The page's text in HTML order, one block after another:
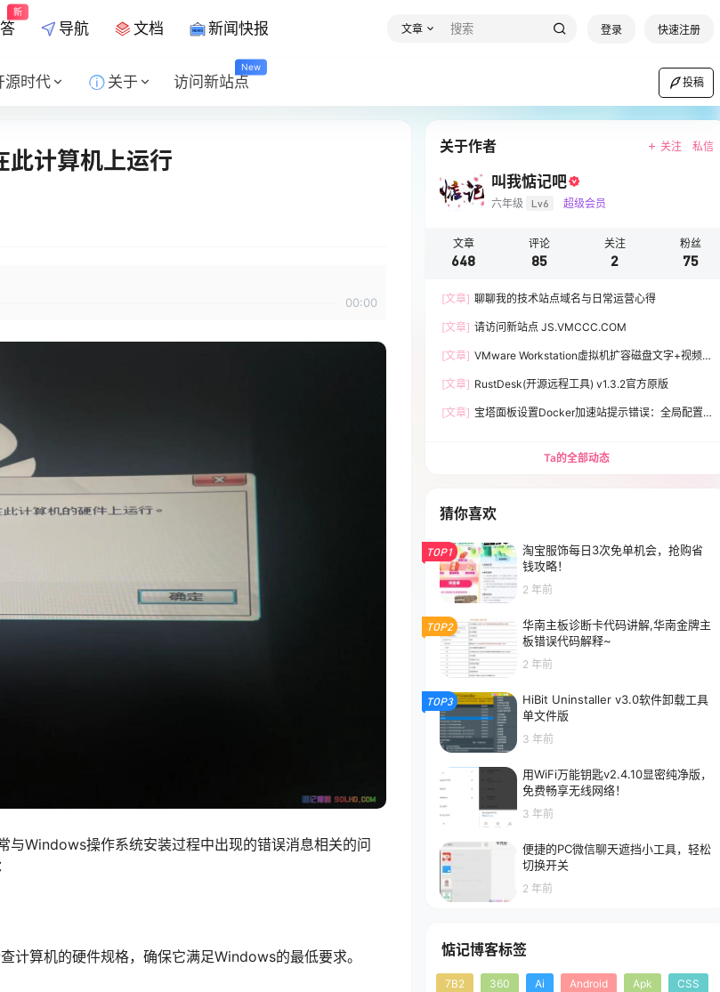
新
导航 文档 新闻快报 文章 登录 快速注册
源时代 关于
New
访问新站点 投稿
计算机上运行
00:00
Windows操作系统安装过程中出现的错误消息相关的问
：
算机的硬件规格，确保它满足Windows的最低要求。
关于作者 关注 私信
叫我惦记吧
六年级 Lv6 超级会员
文章
648
评论
85
关注
2
粉丝
75
[文章] 聊聊我的技术站点域名与日常运营心得
[文章] 请访问新站点 JS.VMCCC.COM
[文章] VMware Workstation虚拟机扩容磁盘文字+视频
[文章] RustDesk(开源远程工具) v1.3.2官方原版
[文章] 宝塔面板设置Docker加速站提示错误：全局配置
Ta的全部动态
猜你喜欢
TOP1
淘宝服饰每日3次免单机会，抢购省
钱攻略！
2 年前
TOP2
华南主板诊断卡代码讲解,华南金牌主
板错误代码解释~
2 年前
TOP3
HiBit Uninstaller v3.0软件卸载工具
单文件版
3 年前
用WiFi万能钥匙v2.4.10显密纯净版，
免费畅享无线网络！
3 年前
便捷的PC微信聊天遮挡小工具，轻松
切换开关
2 年前
惦记博客标签
7B2 360 Ai Android Apk
CSS